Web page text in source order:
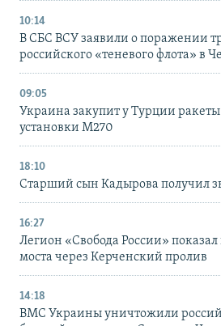
10:14
В СБС ВСУ заявили о поражении
российского «теневого флота» в
09:05
Украина закупит у Турции ракеты
установки M270
18:10
Старший сын Кадырова получил
16:27
Легион «Свобода России»
моста через Керченский пролив
14:18
ВМС Украины уничтожили